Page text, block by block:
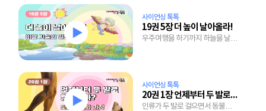
사이언싱 톡톡
19권 5장 더 높이 날아올라!
우주여행을 하기까지 하늘을 날기
사이언싱 톡톡
20권 1장 언제부터 두 발로 걸었을까?
인류가 두 발로 걸으면서 동물과